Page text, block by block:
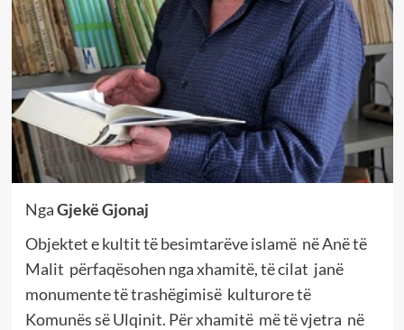
NgaGjekë Gjonaj
Objektet e kultit të besimtarëve islamë në Anë të
Malit përfaqësohen nga xhamitë, të cilat janë
monumente të trashëgimisë kulturore të
Komunës së Ulqinit. Për xhamitë më të vjetra në